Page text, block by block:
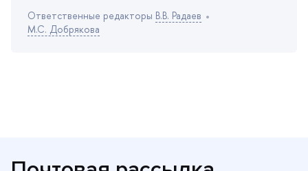
Ответственные редакторы .В. Радае
М.С. Добрякова